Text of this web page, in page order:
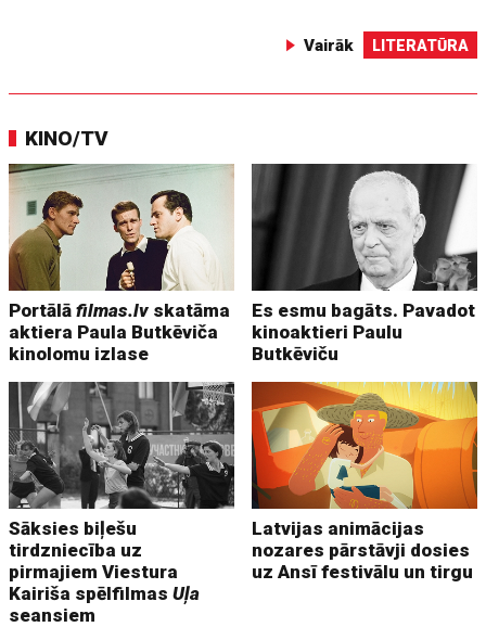
Vairāk LITERATŪRA
KINO/TV
Portālāfilmas.lv skatāma
aktiera Paula Butkēviča
kinolomu izlase
Es esmu bagāts. Pavadot
kinoaktieri Paulu
Butkēviču
Sāksies biļešu
tirdzniecība uz
pirmajiem Viestura
Kairiša spēlfilmasUļa
seansiem
Latvijas animācijas
nozares pārstāvji dosies
uz Ansī festivālu un tirgu